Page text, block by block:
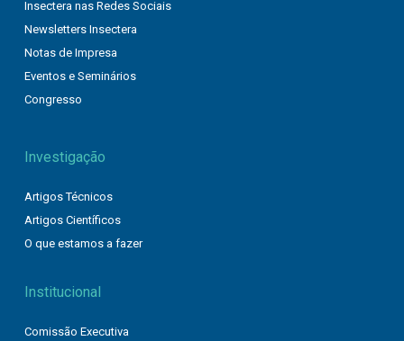
Insectera nas Redes Sociais
Newsletters Insectera
Notas de Impresa
Eventos e Seminários
Congresso
Investigação
Artigos Técnicos
Artigos Científicos
O que estamos a fazer
Institucional
Comissão Executiva